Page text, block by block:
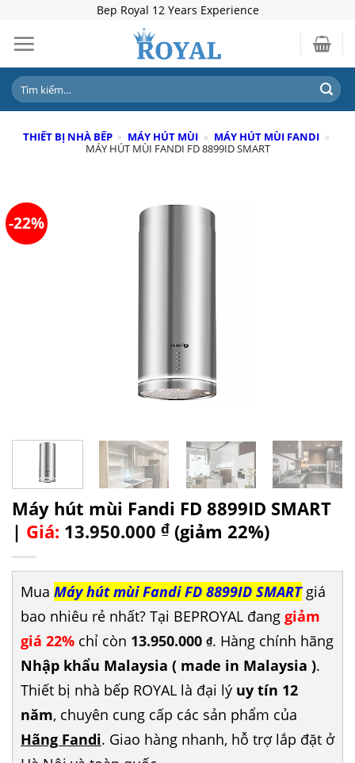
content
Bep Royal 12 Years Experience
Tìm
kiếm:
THIẾT BỊ NHÀ BẾP » MÁY HÚT MÙI » MÁY HÚT MÙI FANDI »
MÁY HÚT MÙI FANDI FD 8899ID SMART
-22%
Máy hút mùi Fandi FD 8899ID SMART
| Giá: 13.950.000 ₫ (giảm 22%)
Mua Máy hút mùi Fandi FD 8899ID SMARTgiá
bao nhiêu rẻ nhất? Tại BEPROYAL đang giảm
giá 22% chỉ còn 13.950.000 ₫. Hàng chính hãng
Nhập khẩu Malaysia ( made in Malaysia ).
Thiết bị nhà bếp ROYAL là đại lý uy tín 12
năm, chuyên cung cấp các sản phẩm của
Hãng Fandi. Giao hàng nhanh, hỗ trợ lắp đặt ở